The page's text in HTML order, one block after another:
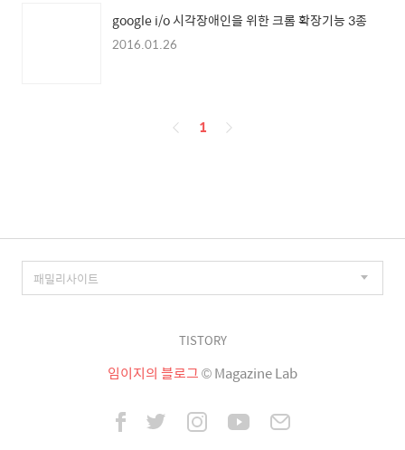
google i/o 시각장애인을 위한 크롬 확장기능 3종
2016.01.26
페
1
TISTORY
임이지의 블로그© Magazine Lab